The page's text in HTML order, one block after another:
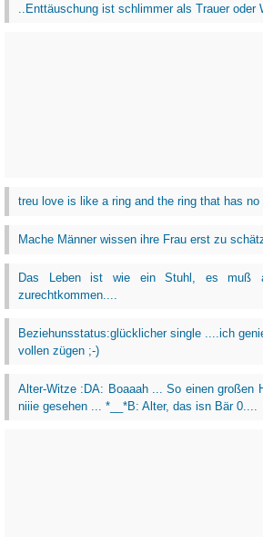
..Enttäuschung ist schlimmer als Trauer oder
treu love is like a ring and the ring that has no
Mache Männer wissen ihre Frau erst zu
Das Leben ist wie ein Stuhl, es muß
zurechtkommen....
Beziehunsstatus:glücklicher single ....ich
vollen zügen ;-)
Alter-Witze :DA: Boaaah ... So einen großen
niiie gesehen ... *__*B: Alter, das isn Bär 0....